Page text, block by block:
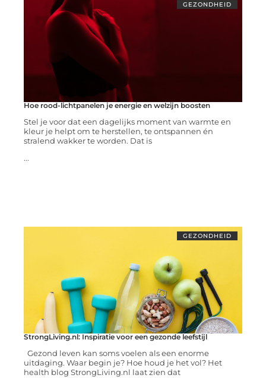
GEZONDHEID
Hoe rood-lichtpanelen je energie en welzijn boosten
Stel je voor dat een dagelijks moment van warmte en
kleur je helpt om te herstellen, te ontspannen én
stralend wakker te worden. Dat is
...
GEZONDHEID
StrongLiving.nl: Inspiratie voor een gezonde leefstijl
Gezond leven kan soms voelen als een enorme
uitdaging. Waar begin je? Hoe houd je het vol? Het
health blog StrongLiving.nl laat zien dat